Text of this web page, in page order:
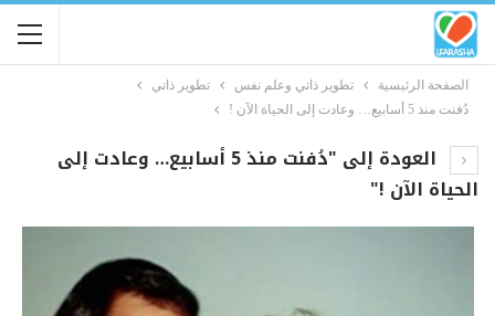
الصفحة الرئيسية تطوير ذاتي وعلم نفس
تطوير ذاتي
دُفنت منذ 5 أسابيع… وعادت إلى الحياة الآن !
العودة إلى "دُفنت منذ 5 أسابيع… وعادت إلى
الحياة الآن !"